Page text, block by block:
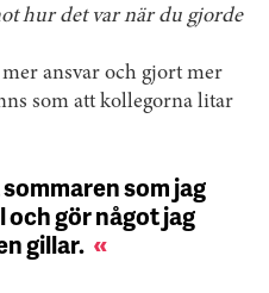
hur det var när du gjorde
ansvar och gjort mer
som att kollegorna litar
som jag
gör något jag
gillar.